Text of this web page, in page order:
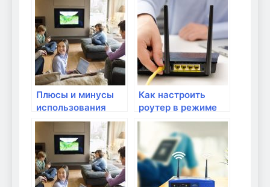
Плюсы и минусы
использования
DSL-модема
Как настроить
роутер в режиме
моста для
подключения
кабельного
интернета?